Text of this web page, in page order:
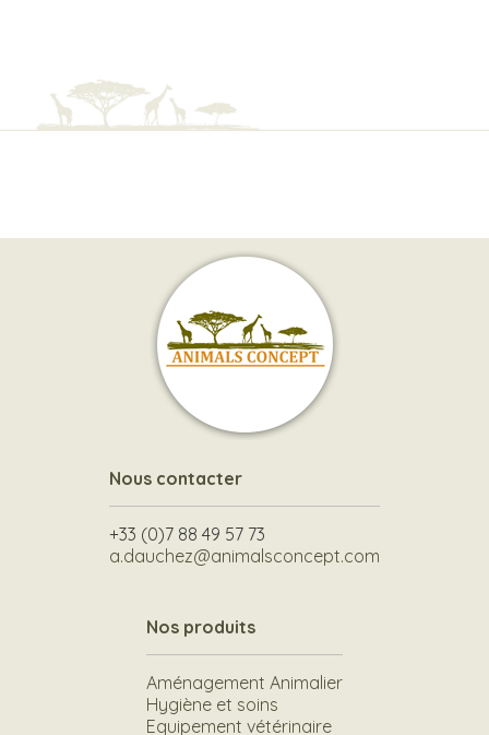
Nous contacter
+33 (0)7 88 49 57 73
a.dauchez@animalsconcept.com
Nos produits
Aménagement Animalier
Hygiène et soins
Equipement vétérinaire